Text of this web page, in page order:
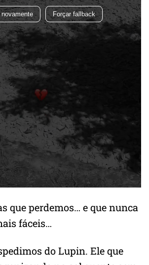
que perdemos… e que nunca
fáceis…
do Lupin. Ele que